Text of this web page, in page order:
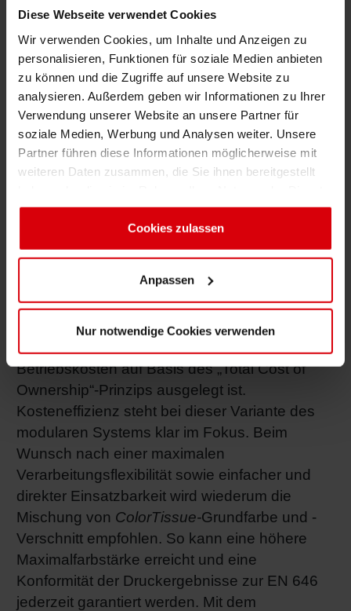
Diese Webseite verwendet Cookies
Wir verwenden Cookies, um Inhalte und Anzeigen zu
personalisieren, Funktionen für soziale Medien anbieten
zu können und die Zugriffe auf unsere Website zu
analysieren. Außerdem geben wir Informationen zu Ihrer
Verwendung unserer Website an unsere Partner für
soziale Medien, Werbung und Analysen weiter. Unsere
Partner führen diese Informationen möglicherweise mit
weiteren Daten zusammen, die Sie ihnen bereitgestellt
gesammelt haben. Sie geben Einwilligung zu unseren
Cookies, wenn Sie unsere Webseite weiterhin nutzen.
Cookies zulassen
Anpassen
Nur notwendige Cookies verwenden
Das modulare System von ColorTissue
zwischen zwei Varianten zu entscheiden. Für
eine maximal flexible Farbstärke und ein
ergänzendes Farbmanagement wird die
hochkonzentrierteUNI T BASE-Serie mit einem
technischen ColorTissue-Verschnitt gemischt.
Siegwerk stellt seinen Kunden hierzu klare
Formulierungsrichtlinien zur Verfügung, ohne
EN 646 garantiert werden kann. Somit können
Tissueanwendungen auf einer eigenen
Mischanlage vor Ort mischen. Siegwerk
unterstützt hierbei mit einem dezidierten
Vorortservice, der auf technischen Support,
Prozessoptimierung und die Überwachung von
Betriebskosten auf Basis des „Total Cost of
Ownership“-Prinzips ausgelegt ist.
Kosteneffizienz steht bei dieser Variante des
modularen Systems klar im Fokus. Beim
Wunsch nach einer maximalen
Verarbeitungsflexibilität sowie einfacher und
direkter Einsatzbarkeit wird wiederum die
Mischung von ColorTissue-Grundfarbe und -
Verschnitt empfohlen. So kann eine höhere
Maximalfarbstärke erreicht und eine
Konformität der Druckergebnisse zur EN 646
jederzeit garantiert werden. Mit dem